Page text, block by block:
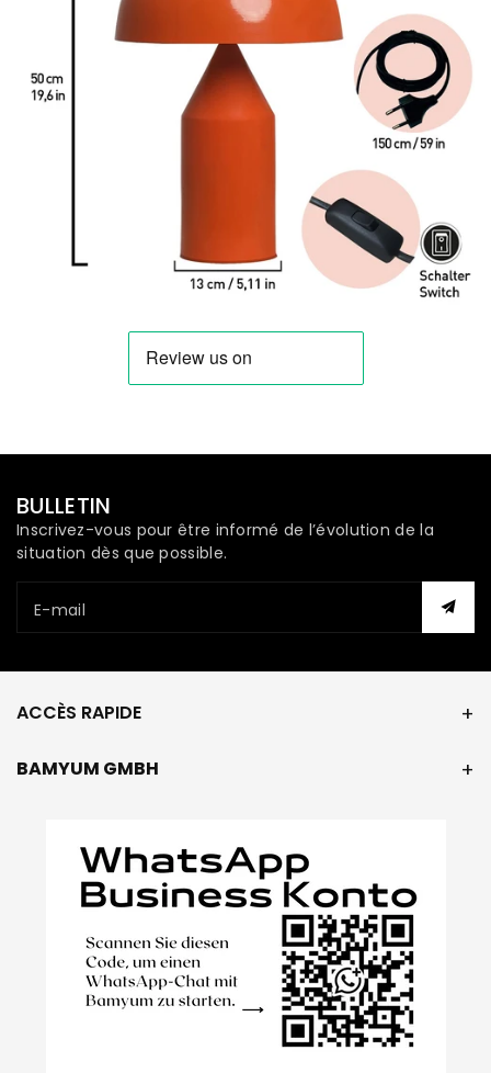
BULLETIN
Inscrivez-vous pour être informé de l’évolution de la
situation dès que possible.
E-mail
ACCÈS RAPIDE
BAMYUM GMBH